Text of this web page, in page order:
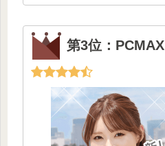
第3位：PCMAX